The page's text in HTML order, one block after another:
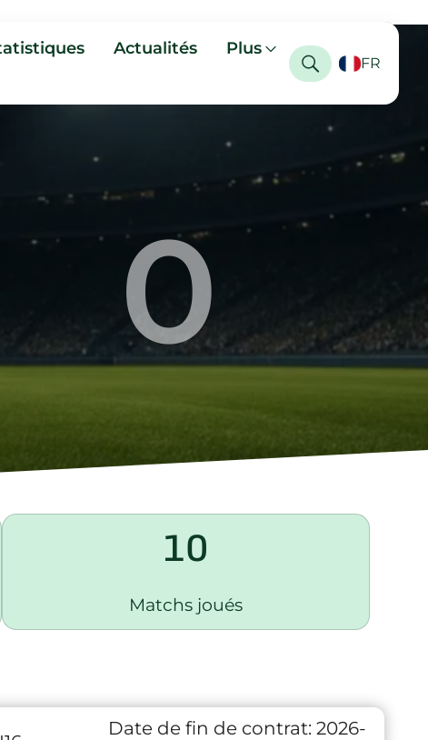
Actualités Plus
FR
0
10
Matchs joués
Date de fin de contrat: 2026-